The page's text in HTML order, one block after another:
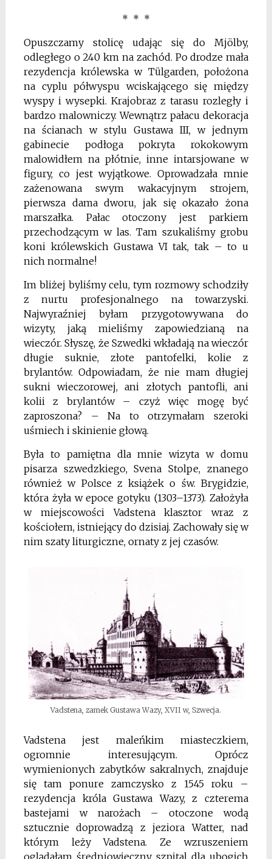
* * *
Opuszczamy stolicę udając się do Mjölby,
odległego o 240 km na zachód. Po drodze mała
rezydencja królewska w Tülgarden, położona
na cyplu półwyspu wciskającego się między
wyspy i wysepki. Krajobraz z tarasu rozległy i
bardzo malowniczy. Wewnątrz pałacu dekoracja
na ścianach w stylu Gustawa III, w jednym
gabinecie podłoga pokryta rokokowym
malowidłem na płótnie, inne intarsjowane w
figury, co jest wyjątkowe. Oprowadzała mnie
zażenowana swym wakacyjnym strojem,
pierwsza dama dworu, jak się okazało żona
marszałka. Pałac otoczony jest parkiem
przechodzącym w las. Tam szukaliśmy grobu
koni królewskich Gustawa VI tak, tak – to u
nich normalne!
Im bliżej byliśmy celu, tym rozmowy schodziły
z nurtu profesjonalnego na towarzyski.
Najwyraźniej byłam przygotowywana do
wizyty, jaką mieliśmy zapowiedzianą na
wieczór. Słyszę, że Szwedki wkładają na wieczór
długie suknie, złote pantofelki, kolie z
brylantów. Odpowiadam, że nie mam długiej
sukni wieczorowej, ani złotych pantofli, ani
kolii z brylantów – czyż więc mogę być
zaproszona? – Na to otrzymałam szeroki
uśmiech i skinienie głową.
Była to pamiętna dla mnie wizyta w domu
pisarza szwedzkiego, Svena Stolpe, znanego
również w Polsce z książek o św. Brygidzie,
która żyła w epoce gotyku (1303–1373). Założyła
w miejscowości Vadstena klasztor wraz z
kościołem, istniejący do dzisiaj. Zachowały się w
nim szaty liturgiczne, ornaty z jej czasów.
Vadstena, zamek Gustawa Wazy, XVII w, Szwecja.
Vadstena jest maleńkim miasteczkiem,
ogromnie interesującym. Oprócz
wymienionych zabytków sakralnych, znajduje
się tam ponure zamczysko z 1545 roku –
rezydencja króla Gustawa Wazy, z czterema
bastejami w narożach – otoczone wodą
sztucznie doprowadzą z jeziora Watter, nad
którym leży Vadstena. Ze wzruszeniem
oglądałam średniowieczny szpital dla ubogich